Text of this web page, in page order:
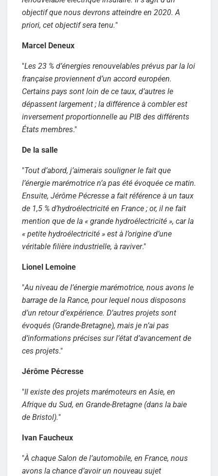
objectif que nous devrons atteindre en 2020. A
priori, cet objectif sera tenu."
Marcel Deneux
"Les 23 % d’énergies renouvelables prévus par la loi
française proviennent d’un accord européen.
Certains pays sont loin de ce taux, d’autres le
dépassent largement ; la différence à combler est
inversement proportionnelle au PIB des différents
États membres."
De la salle
"Tout d’abord, j’aimerais souligner le fait que
l’énergie marémotrice n’a pas été évoquée ce matin.
Ensuite, Jérôme Pécresse a fait référence à un taux
de 1,5 % d’hydroélectricité en France ; or, il ne fait
mention que de la « grande hydroélectricité », car la
« petite hydroélectricité » est à l’origine d’une
véritable filière industrielle, à raviver."
Lionel Lemoine
"Au niveau de l’énergie marémotrice, nous avons le
barrage de la Rance, pour lequel nous disposons
d’un retour d’expérience. D’autres projets sont
évoqués (Grande-Bretagne), mais je n’ai pas
d’informations précises sur l’état d’avancement de
ces projets."
Jérôme Pécresse
"Il existe des projets marémoteurs en Asie, en
Afrique du Sud, en Grande-Bretagne (dans la baie
de Bristol)."
Ivan Faucheux
"À chaque Salon de l’automobile, en France, nous
avons la chance d’avoir un nouveau sujet